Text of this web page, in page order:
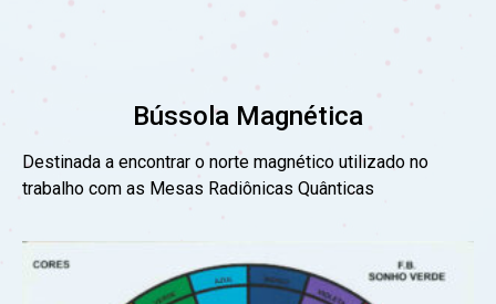
Bússola Magnética
Destinada a encontrar o norte magnético utilizado no
trabalho com as Mesas Radiônicas Quânticas